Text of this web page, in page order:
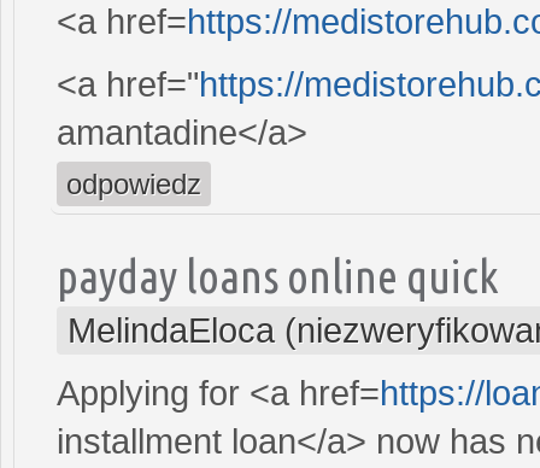
<a href=https://
<a href="https://
amantadine</a>
odpowiedz
payday loans online quick
MelindaEloca
Applying for <a href=https://
installment loan</a> now has